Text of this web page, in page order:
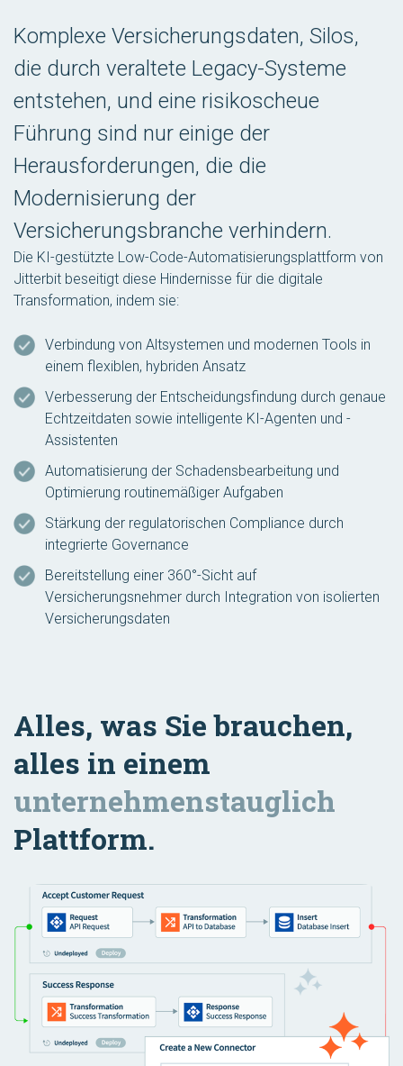
Komplexe Versicherungsdaten, Silos,
die durch veraltete Legacy-Systeme
entstehen, und eine risikoscheue
Führung sind nur einige der
Herausforderungen, die die
Modernisierung der
Versicherungsbranche verhindern.
Die KI-gestützte Low-Code-Automatisierungsplattform von
Jitterbit beseitigt diese Hindernisse für die digitale
Transformation, indem sie:
Verbindung von Altsystemen und modernen Tools in
einem flexiblen, hybriden Ansatz
Verbesserung der Entscheidungsfindung durch genaue
Echtzeitdaten sowie intelligente KI-Agenten und -
Assistenten
Automatisierung der Schadensbearbeitung und
Optimierung routinemäßiger Aufgaben
Stärkung der regulatorischen Compliance durch
integrierte Governance
Bereitstellung einer 360°-Sicht auf
Versicherungsnehmer durch Integration von isolierten
Versicherungsdaten
Alles, was Sie brauchen,
alles in einem
unternehmenstauglich
Plattform.